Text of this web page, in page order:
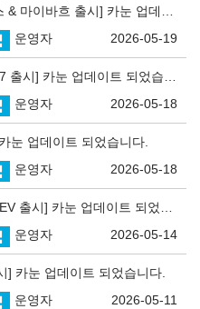
2026-05-19
운영자
2026-05-18
운영자
눈 업데이트 되었습니다.
2026-05-18
운영자
2026-05-14
운영자
] 카눈 업데이트 되었습니다.
2026-05-11
운영자